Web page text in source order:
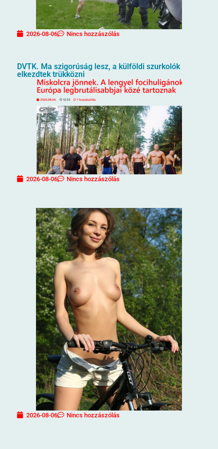
2026-08-06 Nincs hozzászólás
DVTK. Ma szigorúság lesz, a külföldi szurkolók
elkezdtek trükközni
2026-08-06 Nincs hozzászólás
2026-08-06 Nincs hozzászólás